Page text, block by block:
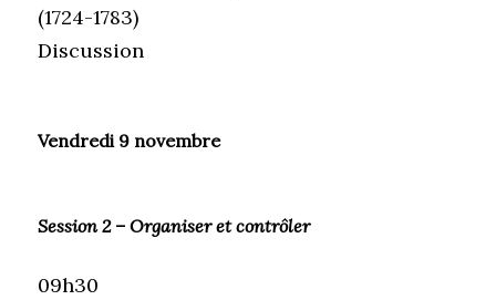
(1724-1783)
Discussion
Vendredi 9 novembre
Session 2 – Organiser et contrôler
09h30